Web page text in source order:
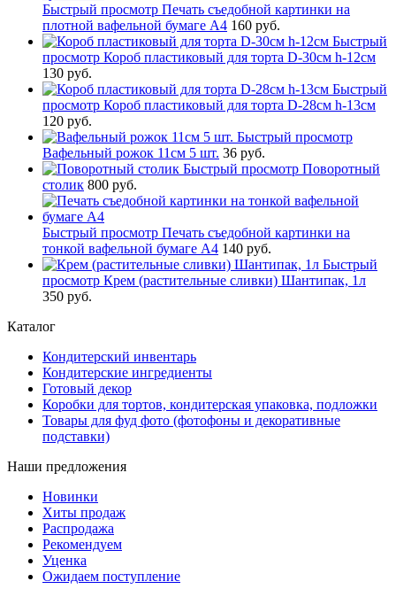
Быстрый просмотр Печать съедобной картинки на
плотной вафельной бумаге А4 160 руб.
Быстрый
просмотр Короб пластиковый для торта D-30см h-12см
130 руб.
Быстрый
просмотр Короб пластиковый для торта D-28см h-13см
120 руб.
Быстрый просмотр
Вафельный рожок 11см 5 шт. 36 руб.
Быстрый просмотр Поворотный
столик 800 руб.
Быстрый просмотр Печать съедобной картинки на
тонкой вафельной бумаге А4 140 руб.
Быстрый
просмотр Крем (растительные сливки) Шантипак, 1л
350 руб.
Каталог
Кондитерский инвентарь
Кондитерские ингредиенты
Готовый декор
Коробки для тортов, кондитерская упаковка, подложки
Товары для фуд фото (фотофоны и декоративные
подставки)
Наши предложения
Новинки
Хиты продаж
Распродажа
Рекомендуем
Уценка
Ожидаем поступление